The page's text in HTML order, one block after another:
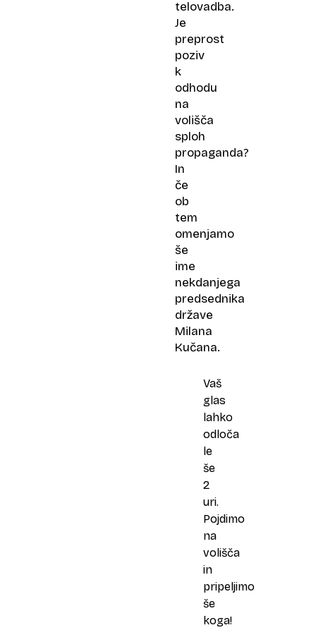
telovadba.
Je
preprost
poziv
k
odhodu
na
volišča
sploh
propaganda?
In
če
ob
tem
omenjamo
še
ime
nekdanjega
predsednika
države
Milana
Kučana.
Vaš
glas
lahko
odloča
le
še
2
uri.
Pojdimo
na
volišča
in
pripeljimo
še
koga!